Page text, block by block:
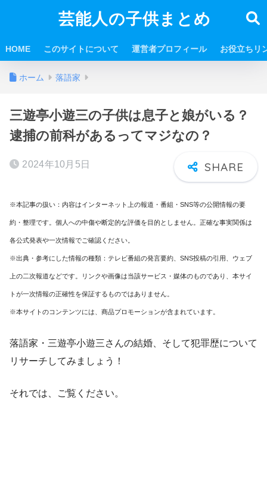
芸能人の子供まとめ
HOME このサイトについて 運営者プロフィール お役立ちリ
ホーム 落語家
三遊亭小遊三の子供は息子と娘がいる？
逮捕の前科があるってマジなの？
2024年10月5日
※本記事の扱い：内容はインターネット上の報道・番組・SNS等の公開情報の要
約・整理です。個人への中傷や断定的な評価を目的としません。正確な事実関係は
各公式発表や一次情報でご確認ください。
※出典・参考にした情報の種類：テレビ番組の発言要約、SNS投稿の引用、ウェブ
上の二次報道などです。リンクや画像は当該サービス・媒体のものであり、本サイ
トが一次情報の正確性を保証するものではありません。
※本サイトのコンテンツには、商品プロモーションが含まれています。
落語家・三遊亭小遊三さんの結婚、そして犯罪歴について
リサーチしてみましょう！
それでは、ご覧ください。